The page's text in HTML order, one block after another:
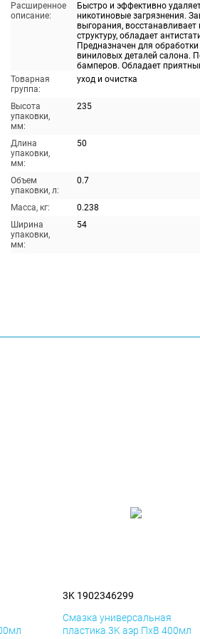
Расширенное
описание:
Быстро и эффективно
никотиновые загрязнения.
выгорания,
структуру, обладает
Предназначен для
виниловых деталей салона.
бамперов. Обладает
Товарная
группа:
уход и очистка
Высота
упаковки,
мм:
235
Длина
упаковки,
мм:
50
Объем
упаковки, л:
0.7
Масса, кг:
0.238
Ширина
упаковки,
мм:
54
3K 1902346299
Смазка универсальная
пластика 3K аэр ПхВ 400мл